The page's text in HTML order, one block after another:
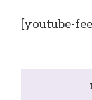
[youtube-